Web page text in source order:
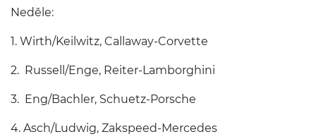
Neděle:
1. Wirth/Keilwitz, Callaway-Corvette
2. Russell/Enge, Reiter-Lamborghini
3. Eng/Bachler, Schuetz-Porsche
4. Asch/Ludwig, Zakspeed-Mercedes